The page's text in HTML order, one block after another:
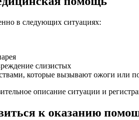
в следующих ситуациях:
слизистых
которые вызывают ожоги или
описание ситуации и
к оказанию